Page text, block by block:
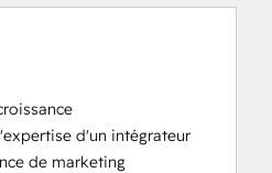
d'un intégrateur
de marketing